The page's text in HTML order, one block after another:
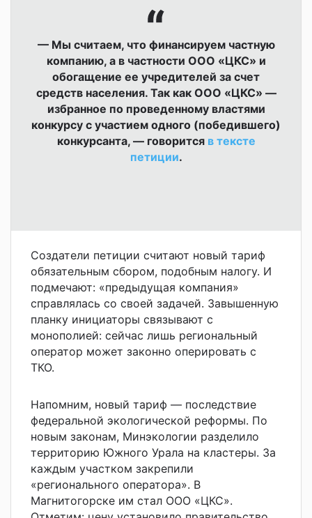
— Мы считаем, что финансируем частную
компанию, а в частности ООО «ЦКС» и
обогащение ее учредителей за счет
средств населения. Так как ООО «ЦКС» —
избранное по проведенному властями
конкурсу с участием одного (победившего)
конкурсанта, — говорится в тексте
петиции.
Создатели петиции считают новый тариф
обязательным сбором, подобным налогу. И
подмечают: «предыдущая компания»
справлялась со своей задачей. Завышенную
планку инициаторы связывают с
монополией: сейчас лишь региональный
оператор может законно оперировать с
ТКО.
Напомним, новый тариф — последствие
федеральной экологической реформы. По
новым законам, Минэкологии разделило
территорию Южного Урала на кластеры. За
каждым участком закрепили
«регионального оператора». В
Магнитогорске им стал ООО «ЦКС».